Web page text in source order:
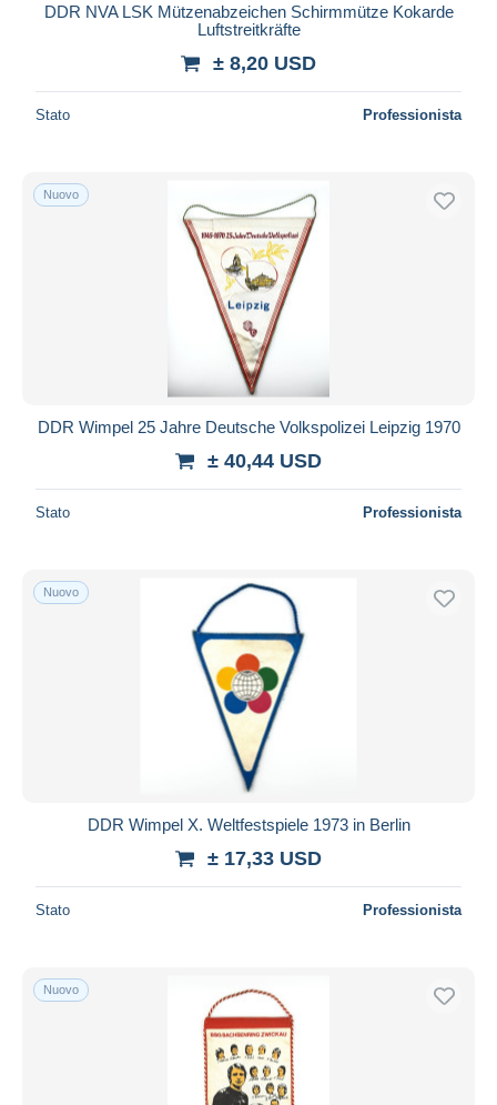
Residenza del venditore
Aggiorna
DDR NVA LSK Mützenabzeichen Schirmmütze Kokarde
Luftstreitkräfte
± 8,20 USD
Stato Professionista
Nuovo
DDR Wimpel 25 Jahre Deutsche Volkspolizei Leipzig 1970
± 40,44 USD
Stato Professionista
Nuovo
DDR Wimpel X. Weltfestspiele 1973 in Berlin
± 17,33 USD
Stato Professionista
Nuovo